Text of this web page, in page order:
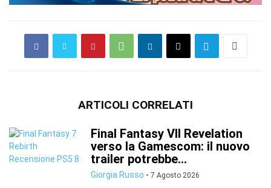
ARTICOLI CORRELATI
Final Fantasy VII Revelation
verso la Gamescom: il nuovo
trailer potrebbe...
Giorgia Russo - 7 Agosto 2026